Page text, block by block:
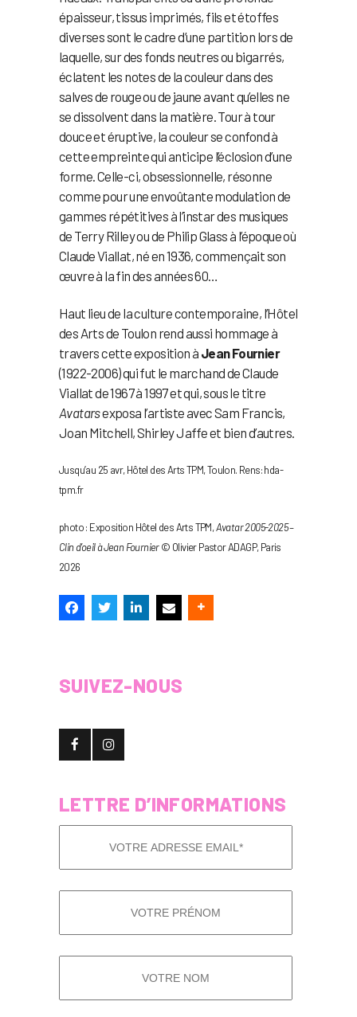
épaisseur, tissus imprimés, fils et étoffes
diverses sont le cadre d’une partition lors de
laquelle, sur des fonds neutres ou bigarrés,
éclatent les notes de la couleur dans des
salves de rouge ou de jaune avant qu’elles ne
se dissolvent dans la matière. Tour à tour
douce et éruptive, la couleur se confond à
cette empreinte qui anticipe l’éclosion d’une
forme. Celle-ci, obsessionnelle, résonne
comme pour une envoûtante modulation de
gammes répétitives à l’instar des musiques
de Terry Rilley ou de Philip Glass à l’époque où
Claude Viallat, né en 1936, commençait son
œuvre à la fin des années 60…
Haut lieu de la culture contemporaine, l’Hôtel
des Arts de Toulon rend aussi hommage à
travers cette exposition à Jean Fournier
(1922-2006) qui fut le marchand de Claude
Viallat de 1967 à 1997 et qui, sous le titre
Avatarsexposa l’artiste avec Sam Francis,
Joan Mitchell, Shirley Jaffe et bien d’autres.
Jusqu’au 25 avr, Hôtel des Arts TPM, Toulon. Rens: hda-
tpm.fr
photo : Exposition Hôtel des Arts TPM,Avatar 2005-2025 –
Clin d’oeil à Jean Fournier© Olivier Pastor ADAGP, Paris
2026
SUIVEZ-NOUS
LETTRE D’INFORMATIONS